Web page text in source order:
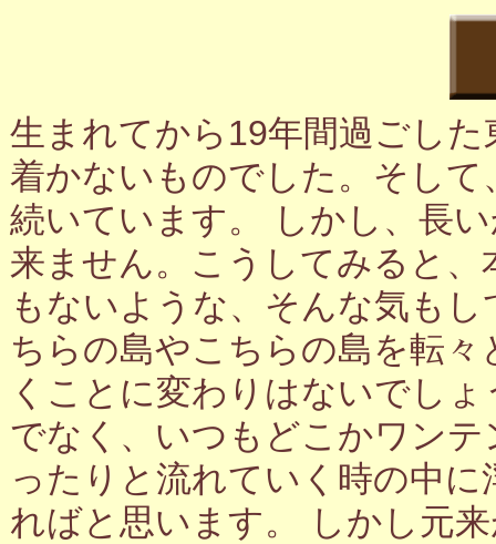
生まれてから19年間過ごし
着かないものでした。そし
続いています。 しかし、長
来ません。こうしてみると
もないような、そんな気も
ちらの島やこちらの島を転
くことに変わりはないでし
でなく、いつもどこかワン
ったりと流れていく時の中
ればと思います。 しかし元